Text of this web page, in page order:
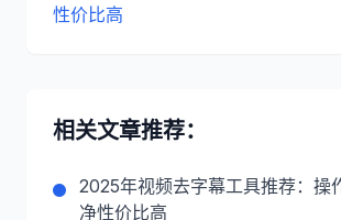
性价比高
相关文章推荐：
2025年视频去字幕工具推荐：操
净性价比高